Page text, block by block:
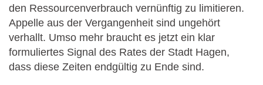
den Ressourcenverbrauch vernünftig zu limitieren.
Appelle aus der Vergangenheit sind ungehört
verhallt. Umso mehr braucht es jetzt ein klar
formuliertes Signal des Rates der Stadt Hagen,
dass diese Zeiten endgültig zu Ende sind.